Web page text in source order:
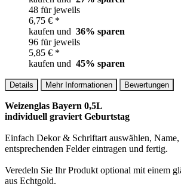
48 für jeweils
6,75 € *
kaufen und 36% sparen
96 für jeweils
5,85 € *
kaufen und 45% sparen
Details Mehr Informationen Bewertungen
Weizenglas Bayern 0,5L
individuell graviert Geburtstag
Einfach Dekor & Schriftart auswählen,
entsprechenden Felder eintragen und fertig.
Veredeln Sie Ihr Produkt optional mit einem
aus Echtgold.